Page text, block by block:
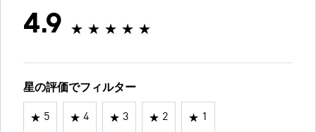
4.9
星の評価でフィルター
5 4 3 2 1